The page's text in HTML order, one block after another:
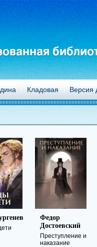
Кладовая Версия
и
Михаил
Лермонтов
Герой нашего
времени